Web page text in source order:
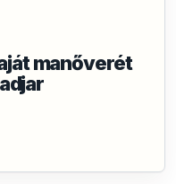
manőverét